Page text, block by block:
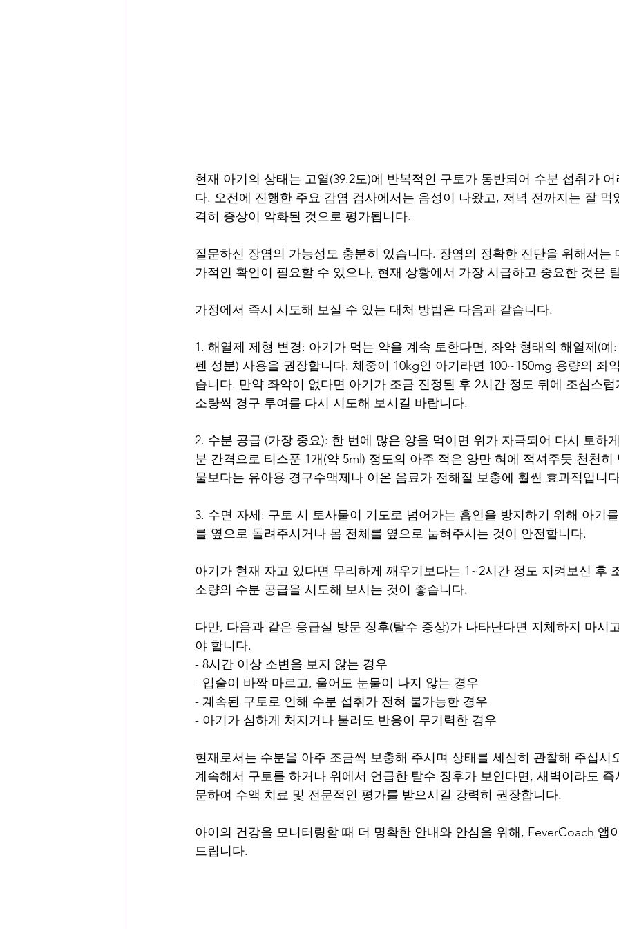
현재 아기의 상태는 고열(39.2도)에 반복적인 구토가 동반되어 수분 섭취가
다. 오전에 진행한 주요 감염 검사에서는 음성이 나왔고, 저녁 전까지는 잘 먹
격히 증상이 악화된 것으로 평가됩니다.
질문하신 장염의 가능성도 충분히 있습니다. 장염의 정확한 진단을 위해서는
가적인 확인이 필요할 수 있으나, 현재 상황에서 가장 시급하고 중요한 것은
가정에서 즉시 시도해 보실 수 있는 대처 방법은 다음과 같습니다.
1. 해열제 제형 변경: 아기가 먹는 약을 계속 토한다면, 좌약 형태의 해열제(예
펜 성분) 사용을 권장합니다. 체중이 10kg인 아기라면 100~150mg 용량의 좌
습니다. 만약 좌약이 없다면 아기가 조금 진정된 후 2시간 정도 뒤에 조심스
소량씩 경구 투여를 다시 시도해 보시길 바랍니다.
2. 수분 공급 (가장 중요): 한 번에 많은 양을 먹이면 위가 자극되어 다시 토하
분 간격으로 티스푼 1개(약 5ml) 정도의 아주 적은 양만 혀에 적셔주듯 천천히
물보다는 유아용 경구수액제나 이온 음료가 전해질 보충에 훨씬 효과적입니
3. 수면 자세: 구토 시 토사물이 기도로 넘어가는 흡인을 방지하기 위해 아기
를 옆으로 돌려주시거나 몸 전체를 옆으로 눕혀주시는 것이 안전합니다.
아기가 현재 자고 있다면 무리하게 깨우기보다는 1~2시간 정도 지켜보신 후
소량의 수분 공급을 시도해 보시는 것이 좋습니다.
다만, 다음과 같은 응급실 방문 징후(탈수 증상)가 나타난다면 지체하지 마시
야 합니다.
- 8시간 이상 소변을 보지 않는 경우
- 입술이 바짝 마르고, 울어도 눈물이 나지 않는 경우
- 계속된 구토로 인해 수분 섭취가 전혀 불가능한 경우
- 아기가 심하게 처지거나 불러도 반응이 무기력한 경우
현재로서는 수분을 아주 조금씩 보충해 주시며 상태를 세심히 관찰해 주십시
계속해서 구토를 하거나 위에서 언급한 탈수 징후가 보인다면, 새벽이라도
문하여 수액 치료 및 전문적인 평가를 받으시길 강력히 권장합니다.
아이의 건강을 모니터링할 때 더 명확한 안내와 안심을 위해, FeverCoach 앱
드립니다.